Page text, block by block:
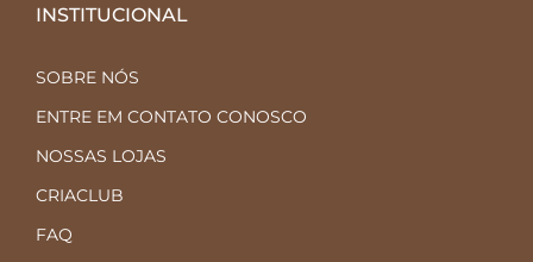
INSTITUCIONAL
SOBRE NÓS
ENTRE EM CONTATO CONOSCO
NOSSAS LOJAS
CRIACLUB
FAQ